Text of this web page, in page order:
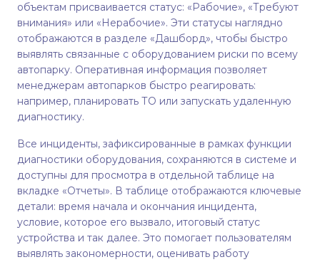
объектам присваивается статус: «Рабочие», «Требуют
внимания» или «Нерабочие». Эти статусы наглядно
отображаются в разделе «Дашборд», чтобы быстро
выявлять связанные с оборудованием риски по всему
автопарку. Оперативная информация позволяет
менеджерам автопарков быстро реагировать:
например, планировать ТО или запускать удаленную
диагностику.
Все инциденты, зафиксированные в рамках функции
диагностики оборудования, сохраняются в системе и
доступны для просмотра в отдельной таблице на
вкладке «Отчеты». В таблице отображаются ключевые
детали: время начала и окончания инцидента,
условие, которое его вызвало, итоговый статус
устройства и так далее. Это помогает пользователям
выявлять закономерности, оценивать работу